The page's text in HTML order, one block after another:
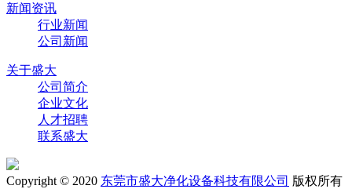
新闻资讯
行业新闻
公司新闻
关于盛大
公司简介
企业文化
人才招聘
联系盛大
Copyright © 2020 东莞市盛大净化设备科技有限公司 版权所有